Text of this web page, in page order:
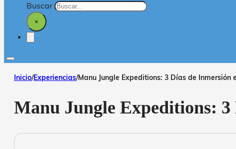
Buscar
×
Inicio/Experiencias/Manu Jungle Expeditions: 3 Días de Inmersión
Manu Jungle Expeditions: